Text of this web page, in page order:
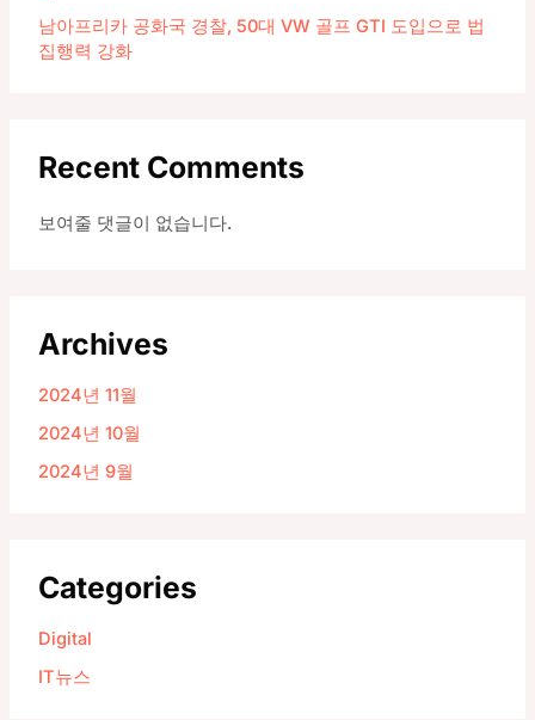
남아프리카 공화국 경찰, 50대 VW 골프 GTI 도입으로 법
집행력 강화
Recent Comments
보여줄 댓글이 없습니다.
Archives
2024년 11월
2024년 10월
2024년 9월
Categories
Digital
IT뉴스